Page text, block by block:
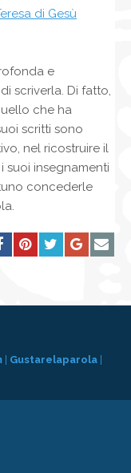
di Gesù
e
scriverla. Di fatto,
che ha
scritti sono
nel ricostruire il
suoi insegnamenti
concederle
| Gustarelaparola |